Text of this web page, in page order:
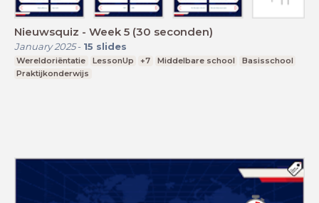
Nieuwsquiz - Week 5 (30 seconden)
January 2025- 15 slides
Wereldoriëntatie LessonUp +7 Middelbare school
Basisschool
Praktijkonderwijs